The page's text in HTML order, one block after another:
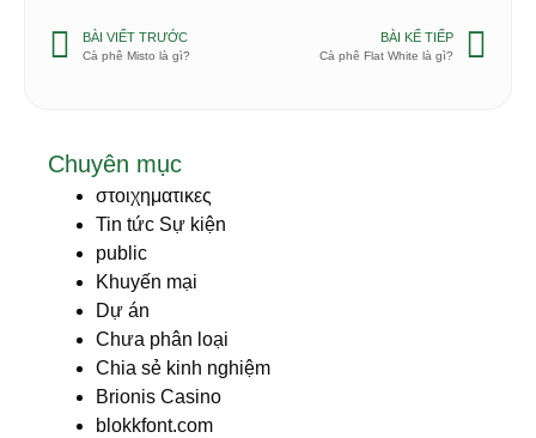
BÀI VIẾT TRƯỚC
Cà phê Misto là gì?
BÀI KẾ TIẾP
Cà phê Flat White là gì?
Chuyên mục
στοιχηματικες
Tin tức Sự kiện
public
Khuyến mại
Dự án
Chưa phân loại
Chia sẻ kinh nghiệm
Brionis Casino
blokkfont.com